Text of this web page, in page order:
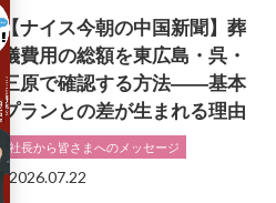
【ナイス今朝の中国新聞】葬
儀費用の総額を東広島・呉・
三原で確認する方法――基本
プランとの差が生まれる理由
社長から皆さまへのメッセージ
2026.07.22